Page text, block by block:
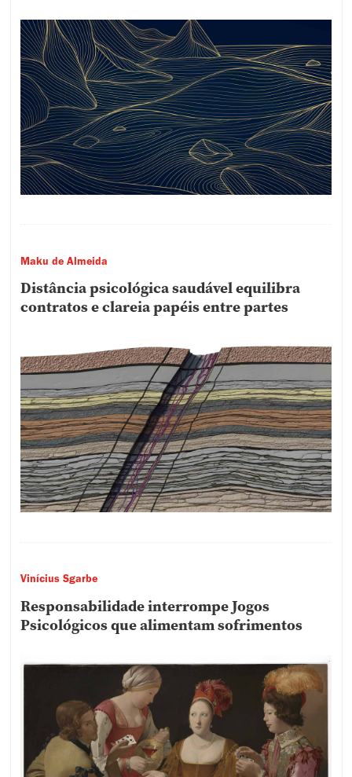
Maku de Almeida
Distância psicológica saudável equilibra
contratos e clareia papéis entre partes
Vinícius Sgarbe
Responsabilidade interrompe Jogos
Psicológicos que alimentam sofrimentos